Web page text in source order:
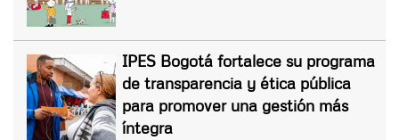
IPES Bogotá fortalece su programa
de transparencia y ética pública
para promover una gestión más
íntegra